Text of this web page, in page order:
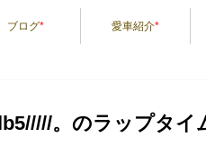
ブログ* 愛車紹介*
。のラップタイ